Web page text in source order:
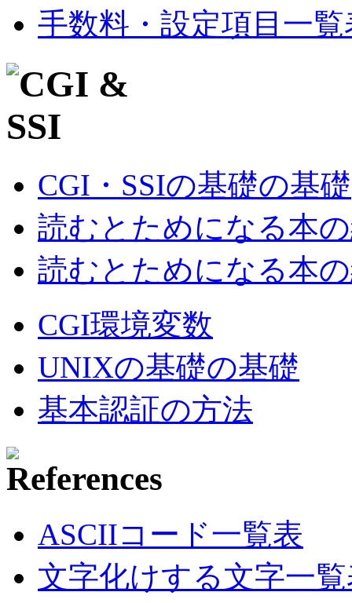
手数料・設定項目一覧
CGI・SSIの基礎の基礎
読むとためになる本
読むとためになる本
CGI環境変数
UNIXの基礎の基礎
基本認証の方法
ASCIIコード一覧表
文字化けする文字一